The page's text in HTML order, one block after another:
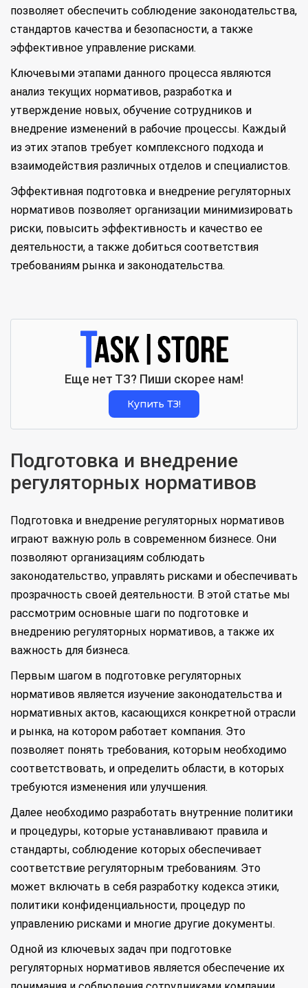
позволяет обеспечить соблюдение законодательства,
стандартов качества и безопасности, а также
эффективное управление рисками.
Ключевыми этапами данного процесса являются
анализ текущих нормативов, разработка и
утверждение новых, обучение сотрудников и
внедрение изменений в рабочие процессы. Каждый
из этих этапов требует комплексного подхода и
взаимодействия различных отделов и специалистов.
Эффективная подготовка и внедрение регуляторных
нормативов позволяет организации минимизировать
риски, повысить эффективность и качество ее
деятельности, а также добиться соответствия
требованиям рынка и законодательства.
Еще нет ТЗ? Пиши скорее нам!
Купить ТЗ!
Подготовка и внедрение
регуляторных нормативов
Подготовка и внедрение регуляторных нормативов
играют важную роль в современном бизнесе. Они
позволяют организациям соблюдать
законодательство, управлять рисками и обеспечивать
прозрачность своей деятельности. В этой статье мы
рассмотрим основные шаги по подготовке и
внедрению регуляторных нормативов, а также их
важность для бизнеса.
Первым шагом в подготовке регуляторных
нормативов является изучение законодательства и
нормативных актов, касающихся конкретной отрасли
и рынка, на котором работает компания. Это
позволяет понять требования, которым необходимо
соответствовать, и определить области, в которых
требуются изменения или улучшения.
Далее необходимо разработать внутренние политики
и процедуры, которые устанавливают правила и
стандарты, соблюдение которых обеспечивает
соответствие регуляторным требованиям. Это
может включать в себя разработку кодекса этики,
политики конфиденциальности, процедур по
управлению рисками и многие другие документы.
Одной из ключевых задач при подготовке
регуляторных нормативов является обеспечение их